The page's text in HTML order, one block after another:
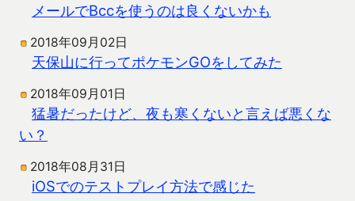
メールでBccを使うのは良くないかも
2018年09月02日
天保山に行ってポケモンGOをしてみた
2018年09月01日
猛暑だったけど、夜も寒くないと言えば悪くな
い？
2018年08月31日
iOSでのテストプレイ方法で感じた